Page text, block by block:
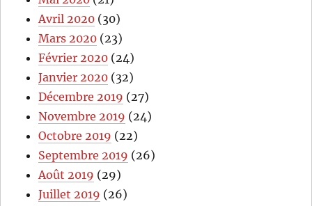
Avril 2020 (30)
Mars 2020 (23)
Février 2020 (24)
Janvier 2020 (32)
Décembre 2019 (27)
Novembre 2019 (24)
Octobre 2019 (22)
Septembre 2019 (26)
Août 2019 (29)
Juillet 2019 (26)